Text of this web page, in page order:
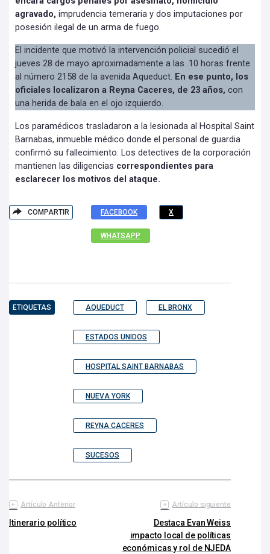
agravado, imprudencia temeraria y dos imputaciones por
posesión ilegal de un arma de fuego.
El incidente que motivó la intervención policial sucedió el
jueves 28 de mayo aproximadamente a las .10 horas frente
al número 2158 de la avenida Aqueduct. En ese punto, los
oficiales localizaron a Reyna Caceres, de 23 años, con
una herida de bala en el ojo izquierdo.
Los paramédicos trasladaron a la lesionada al Hospital Saint
Barnabas, inmueble médico donde el personal de guardia
confirmó su fallecimiento. Los detectives de la corporación
mantienen las diligencias correspondientes para
esclarecer los motivos del ataque.
COMPARTIR FACEBOOK X
WHATSAPP
ETIQUETAS AQUEDUCT EL BRONX
ESTADOS UNIDOS
HOSPITAL SAINT BARNABAS
NUEVA YORK
REYNA CACERES
SUCESOS
Artículo Anterior
Itinerario político
Artículo siguiente
Destaca Evan Weiss
impacto local de políticas
económicas y rol de NJEDA